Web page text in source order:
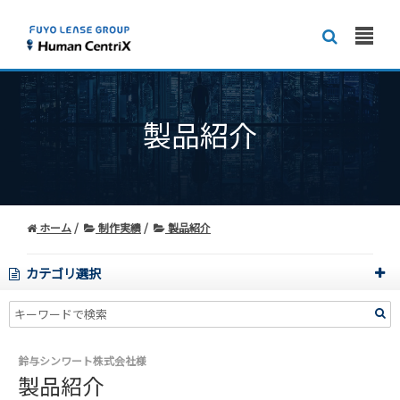
製品紹介
ホーム 制作実績 製品紹介
カテゴリ選択
鈴与シンワート株式会社様
製品紹介